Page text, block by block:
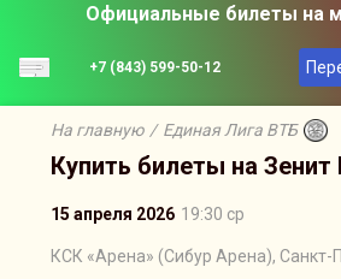
Официальные билеты на
+7 (843) 599-50-12
На главную / Единая Лига ВТБ
Купить билеты на
15 апреля 2026 19:30 ср
КСК «Арена» (Сибур Арена), Санкт-